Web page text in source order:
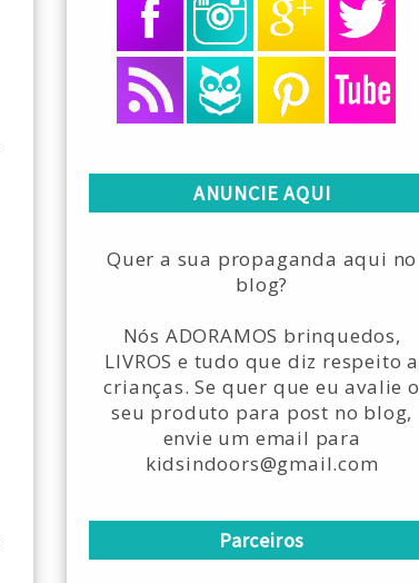
ANUNCIE AQUI
Quer a sua propaganda aqui no
blog?
Nós ADORAMOS brinquedos,
LIVROS e tudo que diz respeito a
crianças. Se quer que eu avalie o
seu produto para post no blog,
envie um email para
kidsindoors@gmail.com
Parceiros